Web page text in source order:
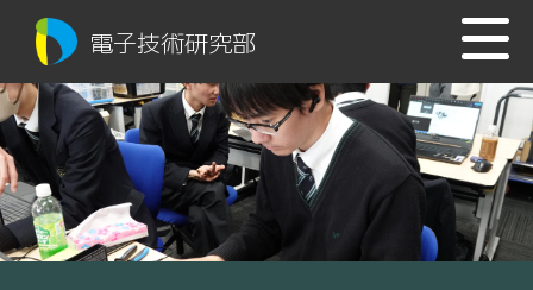
電子技術研究部